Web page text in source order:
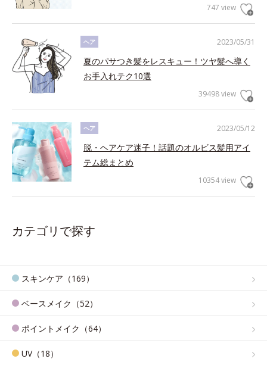
747 view
2023/05/31
ヘア
夏のパサつき髪をレスキュー！ツヤ髪へ導く
お手入れテク10選
39498 view
2023/05/12
ヘア
脱・ヘアケア迷子！話題のオルビス髪用アイ
テム総まとめ
10354 view
カテゴリで探す
スキンケア（169）
ベースメイク（52）
ポイントメイク（64）
UV（18）